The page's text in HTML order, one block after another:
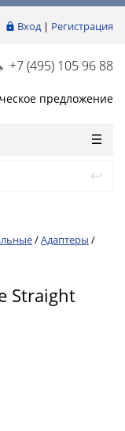
Вход| Регистрация
+7 (495) 105 96 88
предложение
/Адаптеры /
Straight